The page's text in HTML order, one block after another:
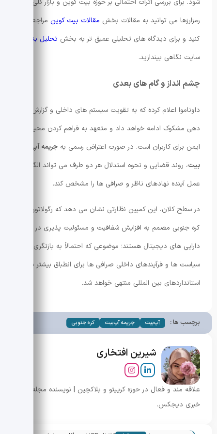
شود. برای بررسی اثرات احتمالی بر حوزه بیت کوین و بازار کلی
رمزارزها می توانید به مقالات بخش مقالات بیت کوین مراجعه
کنید و برای دیدگاه های تحلیلی عمیق تر به بخش تحلیل بنیادی
سایت نگاهی بیندازید.
چشم انداز و گام های بعدی
داوناموا اعلام کرده که به تقویت سیستم های داخلی و گزارش
دهی مشکوک ادامه خواهد داد و متعهد به فراهم کردن محیطی
ایمن برای کاربران است. در صورت اعتراض رسمی به جریمه آپ
بیت، روند قضایی و نحوه استدلال هر دو طرف می تواند الگوی
عمل آینده نهادهای ناظر و صرافی ها را مشخص کند.
در سطح کلان، این کمپین نظارتی نشان می دهد که رگولاتورها در
کره جنوبی مصمم به افزایش شفافیت و مسئولیت پذیری در بازار
دارایی های دیجیتال هستند؛ موضوعی که احتمالاً به بازنگری
سیاست ها و فرآیندهای داخلی صرافی ها برای انطباق بیشتر با
استانداردهای بین المللی منتهی خواهد شد.
برچسب ها : آپ‌بیت جریمه آپ‌بیت کره جنوبی
شیرین افتخاری
علاقه مند و فعال در حوزه کریپتو و بلاکچین | نویسنده مجله
خبری دیجکس.